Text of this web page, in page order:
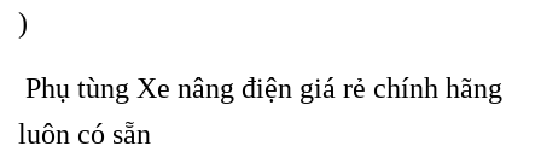
)
Phụ tùng Xe nâng điện giá rẻ chính hãng
luôn có sẵn